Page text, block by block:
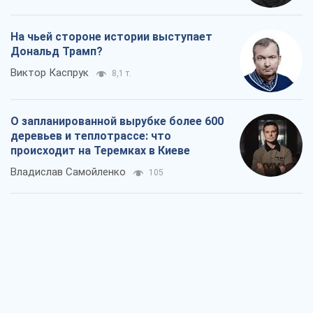
На чьей стороне истории выступает
Дональд Трамп?
Виктор Каспрук 8,1 т.
О запланированной вырубке более 600
деревьев и теплотрассе: что
происходит на Теремках в Киеве
Владислав Самойленко 105